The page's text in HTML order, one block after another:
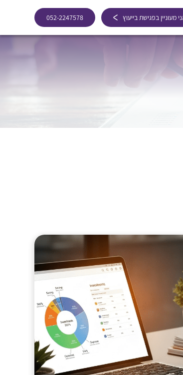
מעוניין בפגישת בייעוץ 052-2247578